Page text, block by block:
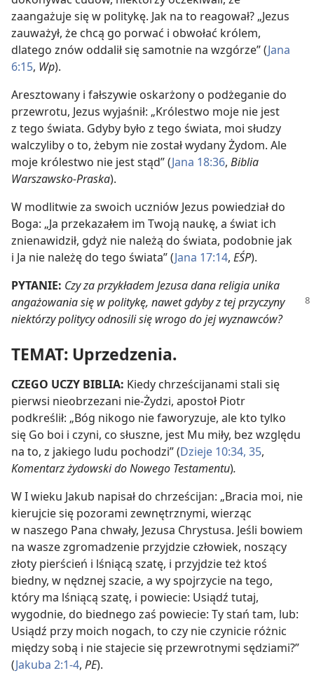
zaangażuje się w politykę. Jak na to reagował? „Jezus
zauważył, że chcą go porwać i obwołać królem,
dlatego znów oddalił się samotnie na wzgórze” (Jana
6:15, Wp).
Aresztowany i fałszywie oskarżony o podżeganie do
przewrotu, Jezus wyjaśnił: „Królestwo moje nie jest
z tego świata. Gdyby było z tego świata, moi słudzy
walczyliby o to, żebym nie został wydany Żydom. Ale
moje królestwo nie jest stąd” (Jana 18:36, Biblia
Warszawsko-Praska).
W modlitwie za swoich uczniów Jezus powiedział do
Boga: „Ja przekazałem im Twoją naukę, a świat ich
znienawidził, gdyż nie należą do świata, podobnie jak
i Ja nie należę do tego świata” (Jana 17:14, EŚP).
PYTANIE: Czy za przykładem Jezusa dana religia unika
angażowania się w politykę, nawetgdyby z tej przyczyny
niektórzy politycy odnosili się wrogo do jej wyznawców?
TEMAT: Uprzedzenia.
CZEGO UCZY BIBLIA: Kiedy chrześcijanami stali się
pierwsi nieobrzezani nie-Żydzi, apostoł Piotr
podkreślił: „Bóg nikogo nie faworyzuje, ale kto tylko
się Go boi i czyni, co słuszne, jest Mu miły, bez względu
na to, z jakiego ludu pochodzi” (Dzieje 10:34, 35,
Komentarz żydowski do Nowego Testamentu).
W I wieku Jakub napisał do chrześcijan: „Bracia moi, nie
kierujcie się pozorami zewnętrznymi, wierząc
w naszego Pana chwały, Jezusa Chrystusa. Jeśli bowiem
na wasze zgromadzenie przyjdzie człowiek, noszący
złoty pierścień i lśniącą szatę, i przyjdzie też ktoś
biedny, w nędznej szacie, a wy spojrzycie na tego,
który ma lśniącą szatę, i powiecie: Usiądź tutaj,
wygodnie, do biednego zaś powiecie: Ty stań tam, lub:
Usiądź przy moich nogach, to czy nie czynicie różnic
między sobą i nie stajecie się przewrotnymi sędziami?”
(Jakuba 2:1-4, PE).